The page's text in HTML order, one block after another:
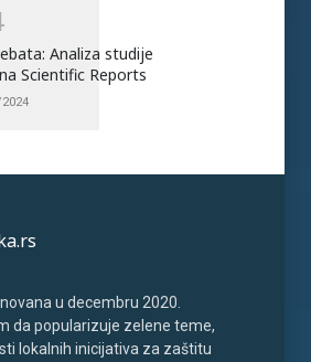
Analiza studije
Scientific Reports
u decembru 2020.
da popularizuje zelene teme,
lokalnih inicijativa za zaštitu